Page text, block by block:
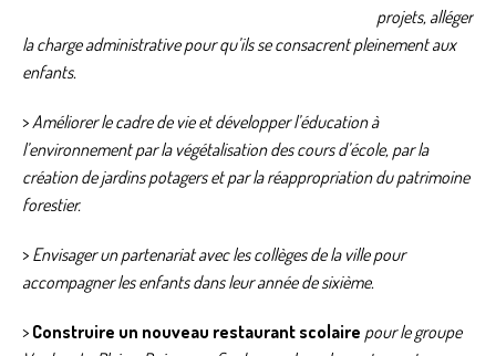
projets, alléger
la charge administrative pour qu’ils se consacrent pleinement aux
enfants.
>Améliorer le cadre de vie et développer l’éducation à
l’environnement par la végétalisation des cours d’école, par la
création de jardins potagers et par la réappropriation du patrimoine
forestier.
> Envisager un partenariat avec les collèges de la ville pour
accompagner les enfants dans leur année de sixième.
> Construire un nouveau restaurant scolaire pour le groupe